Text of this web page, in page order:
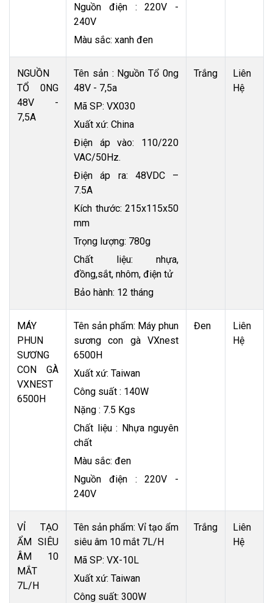
Nguồn điện : 220V -
240V
Màu sắc: xanh đen
NGUỒN
TỔ 0NG
48V -
7,5A
Tên sản : Nguồn Tổ 0ng
48V - 7,5a
Mã SP: VX030
Xuất xứ: China
Điện áp vào: 110/220
VAC/50Hz.
Điện áp ra: 48VDC –
7.5A
Kích thước: 215x115x50
mm
Trọng lượng: 780g
Chất liệu: nhựa,
đồng,sắt, nhôm, điện tử
Bảo hành: 12 tháng
Trắng
Liên
Hệ
MÁY
PHUN
SƯƠNG
CON GÀ
VXNEST
6500H
Tên sản phẩm: Máy phun
sương con gà VXnest
6500H
Xuất xứ: Taiwan
Công suất : 140W
Nặng : 7.5 Kgs
Chất liệu : Nhựa nguyên
chất
Màu sắc: đen
Nguồn điện : 220V -
240V
Đen
Liên
Hệ
VỈ TẠO
ẨM SIÊU
ÂM 10
MẮT
7L/H
Tên sản phẩm: Vỉ tạo ẩm
siêu âm 10 mắt 7L/H
Mã SP: VX-10L
Xuất xứ: Taiwan
Công suất: 300W
Trắng
Liên
Hệ